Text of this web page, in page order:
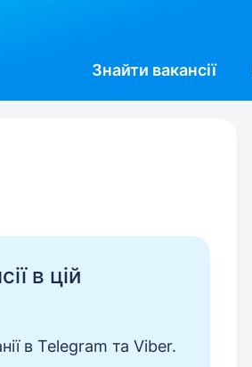
Знайти вакансії
в цій
в Telegram та Viber.